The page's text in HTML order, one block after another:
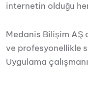
internetin olduğu
Medanis Bilişim AŞ
ve profesyonellikle
Uygulama